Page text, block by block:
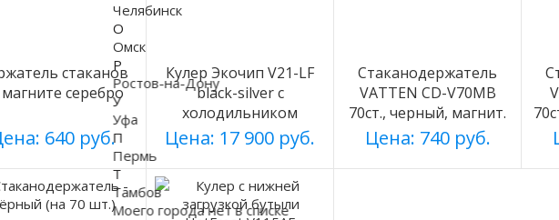
стаканов
серебро
640 руб.
Кулер Экочип V21-LF
black-silver с
холодильником
Цена: 17 900 руб.
Стаканодержатель
VATTEN CD-V70MB
70ст., черный, магнит.
Цена: 740 руб.
Челябинск
О
Омск
Р
Ростов-на-Дону
У
Уфа
П
Пермь
Т
Тамбов
Моего города нет в списке